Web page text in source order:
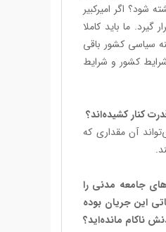
شود؟ اگر امیرکبیر
ما باید کاملا
سیاسی کشور باقی
کشور و شرایط
کنار کشیده‌اند؟
آن مقداری که
جامعه مدنی را
این جریان بوده
ناکام مانده‌اید؟